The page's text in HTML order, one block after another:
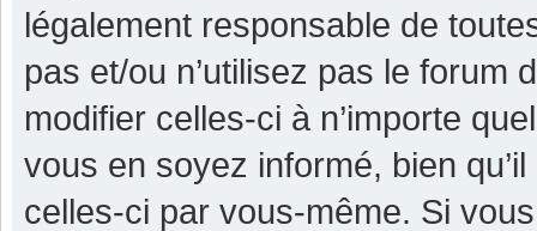
légalement responsable de
pas et/ou n’utilisez pas le forum
modifier celles-ci à n’importe
vous en soyez informé, bien
celles-ci par vous-même. Si